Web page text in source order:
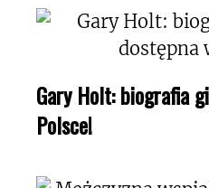
Gary Holt: biografia
Polsce!